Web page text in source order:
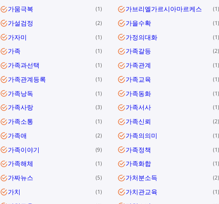
가뭄극복 1 가브리엘가르시아마르케스 1
가설검정 2 가을수확 1
가자미 1 가정의대화 1
가족 1 가족갈등 2
가족과선택 1 가족관계 1
가족관계등록 1 가족교육 1
가족낭독 1 가족동화 1
가족사랑 3 가족서사 1
가족소통 1 가족신뢰 2
가족애 2 가족의의미 1
가족이야기 9 가족정책 1
가족해체 1 가족화합 1
가짜뉴스 5 가처분소득 2
가치 1 가치관교육 1